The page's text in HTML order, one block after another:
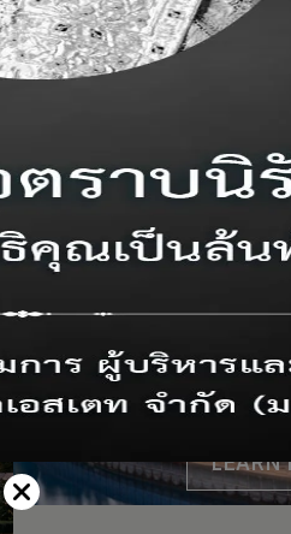
LEARN